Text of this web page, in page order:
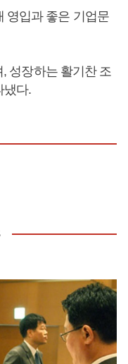
영입과 좋은 기업문
성장하는 활기찬 조
냈다.